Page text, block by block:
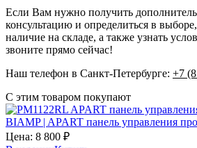
Если Вам нужно получить
консультацию и определиться в
наличие на складе, а также узнать
звоните прямо сейчас!
Наш телефон в Санкт-Петербурге: +7
С этим товаром покупают
BIAMP | APART панель управления
Цена: 8 800 ₽